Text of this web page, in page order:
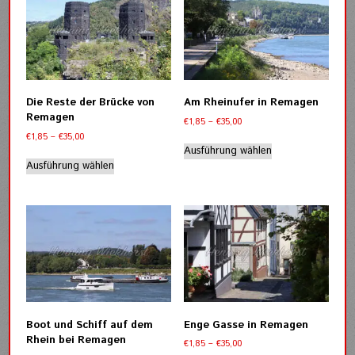
auf.
Die
Optionen
können
auf
Produktseite
auf.
Die
Optionen
können
auf
Produktseite
Die Reste der Brücke von
Remagen
€1,85 –€35,00Preisspanne:
bis
€35,00
Ausführung wählen
Dieses
Produkt
mehrere
Varianten
Die
Optionen
können
auf
Produktseite
gewählt
Am Rheinufer in Remagen
€1,85 – €35,00Preisspanne:
bis
€35,00
Ausführung wählen
Dieses
Produkt
Varianten
auf.
Die
Optionen
können
auf
der
gewählt
Boot und Schiff auf dem
Rhein bei Remagen
Enge Gasse in Remagen
€1,85 – €35,00Preisspanne: